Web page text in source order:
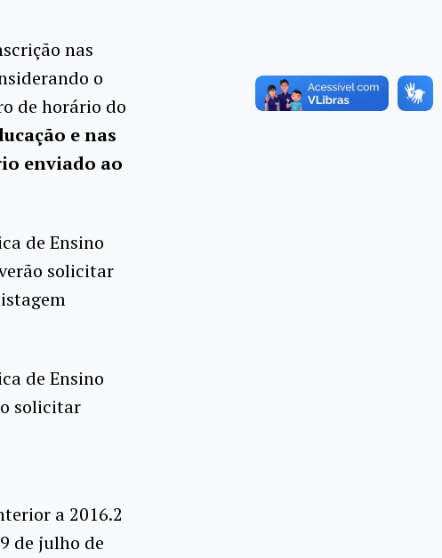
nas
o
de horário do
e nas
enviado ao
de Ensino
solicitar
de Ensino
solicitar
a 2016.2
de julho de